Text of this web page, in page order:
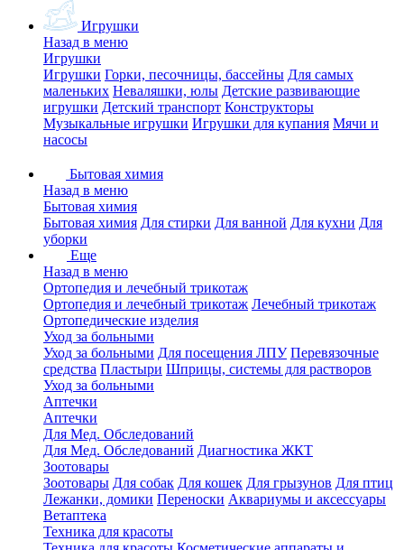
Игрушки
Назад в меню
Игрушки
Игрушки Горки, песочницы, бассейны Для самых
маленьких Неваляшки, юлы Детские развивающие
игрушки Детский транспорт Конструкторы
Музыкальные игрушки Игрушки для купания Мячи и
насосы
Бытовая химия
Назад в меню
Бытовая химия
Бытовая химия Для стирки Для ванной Для кухни Для
уборки
Еще
Назад в меню
Ортопедия и лечебный трикотаж
Ортопедия и лечебный трикотаж Лечебный трикотаж
Ортопедические изделия
Уход за больными
Уход за больными Для посещения ЛПУ Перевязочные
средства Пластыри Шприцы, системы для растворов
Уход за больными
Аптечки
Аптечки
Для Мед. Обследований
Для Мед. Обследований Диагностика ЖКТ
Зоотовары
Зоотовары Для собак Для кошек Для грызунов Для птиц
Лежанки, домики Переноски Аквариумы и аксессуары
Ветаптека
Техника для красоты